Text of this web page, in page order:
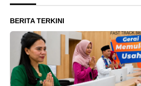
BERITA TERKINI